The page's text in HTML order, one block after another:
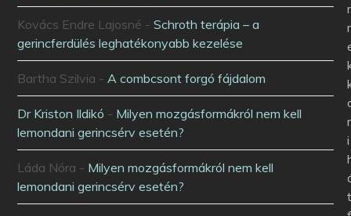
Kovács Endre Lajosné -Schroth terápia – a
gerincferdülés leghatékonyabb kezelése
Bartha Szilvia - A combcsont forgó fájdalom
Dr Kriston Ildikó - Milyen mozgásformákról nem kell
lemondani gerincsérv esetén?
Láda Nóra - Milyen mozgásformákról nem kell
lemondani gerincsérv esetén?
r
r
i